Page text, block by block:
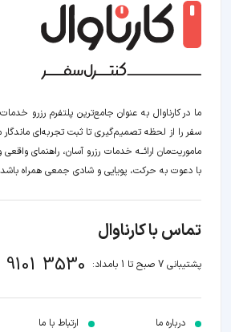
ما در کارناوال به عنوان جامع‌ترین پلتفرم رزرو
سفر را از لحظه‌ تصمیم‌گیری تا ثبت تجربه‌ای ماندگار
ماموریت‌مان اراﺋــﻪ خدمات رزرو آسان، راهنمای
با دعوت به حرکت، پویایی و شادی جمعی همراه
تماس با کارناوال
پشتیبانی 7 صبح تا 1 بامداد: 9101 3530
درباره ما ارتباط با ما